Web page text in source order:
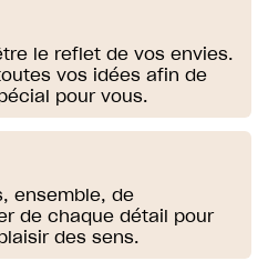
le reflet de vos envies.
vos idées afin de
pour vous.
ensemble, de
de chaque détail pour
des sens.